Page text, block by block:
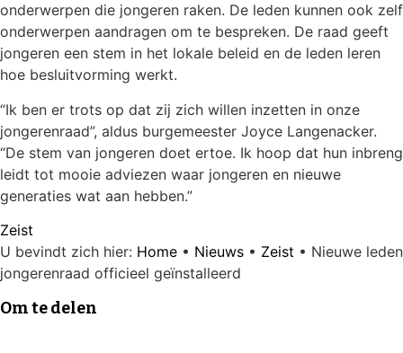
onderwerpen die jongeren raken. De leden kunnen ook zelf
onderwerpen aandragen om te bespreken. De raad geeft
jongeren een stem in het lokale beleid en de leden leren
hoe besluitvorming werkt.
“Ik ben er trots op dat zij zich willen inzetten in onze
jongerenraad”, aldus burgemeester Joyce Langenacker.
“De stem van jongeren doet ertoe. Ik hoop dat hun inbreng
leidt tot mooie adviezen waar jongeren en nieuwe
generaties wat aan hebben.”
Zeist
U bevindt zich hier: Home • Nieuws • Zeist • Nieuwe leden
jongerenraad officieel geïnstalleerd
Om te delen